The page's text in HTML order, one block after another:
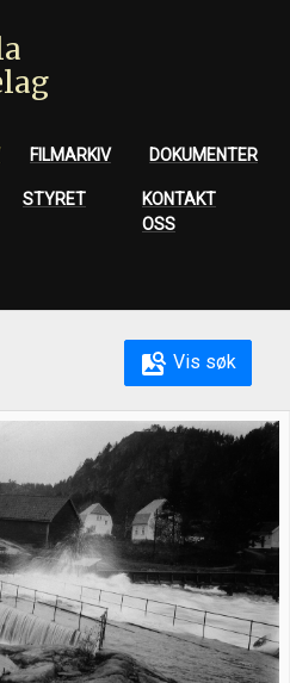
FILMARKIV DOKUMENTER
STYRET
KONTAKT
OSS
Vis søk